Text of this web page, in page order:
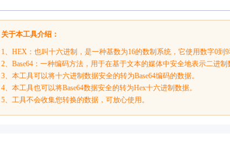
关于本工具介绍：
1、HEX：也叫十六进制，是一种基数为16的数制系统，它使用数字0到
2、Base64：一种编码方法，用于在基于文本的媒体中安全地表示二进
3、本工具可以将十六进制数据安全的转为Base64编码的数据。
4、本工具也可以将Base64数据安全的转为Hex十六进制数据。
5、工具不会收集您转换的数据，可放心使用。